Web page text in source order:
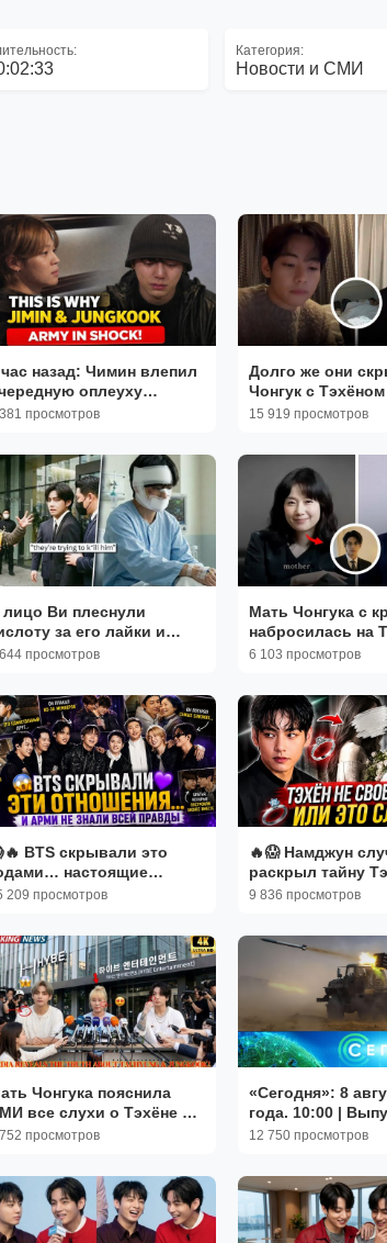
Категория:
Новости и СМИ
час назад: Чимин влепил
оплеуху
а тому оставалось
просмотров
Долго же они
Чонгук с
сказали и арми
15 919 просмотров
лицо Ви плеснули
за его лайки и
с маленькими
просмотров
Мать Чонгука с
набросилась на
ответ Чонгука
6 103 просмотров
BTS скрывали это
настоящие
участников
209 просмотров
🔥😱 Намджун
раскрыл тайну
9 836 просмотров
Чонгука пояснила
все слухи о Тэхёне и
факты раскрыты!
просмотров
«Сегодня»: 8
года. 10:00 |
новостей |
12 750 просмотров